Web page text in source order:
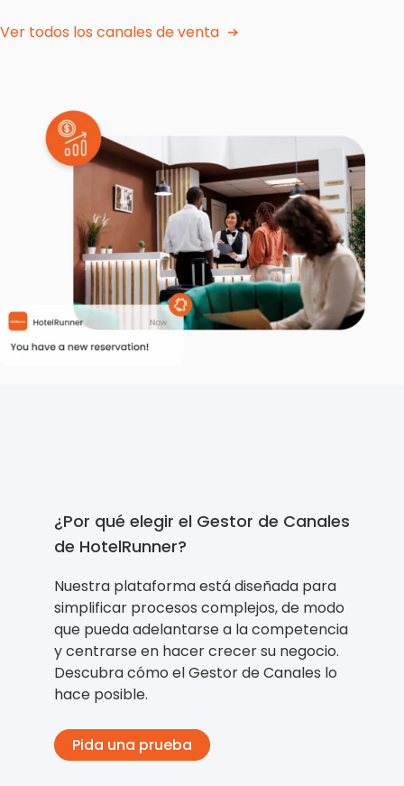
Ver todos los canales de venta
¿Por qué elegir el Gestor de Canales
de HotelRunner?
Nuestra plataforma está diseñada para
simplificar procesos complejos, de modo
que pueda adelantarse a la competencia
y centrarse en hacer crecer su negocio.
Descubra cómo el Gestor de Canales lo
hace posible.
Pida una prueba